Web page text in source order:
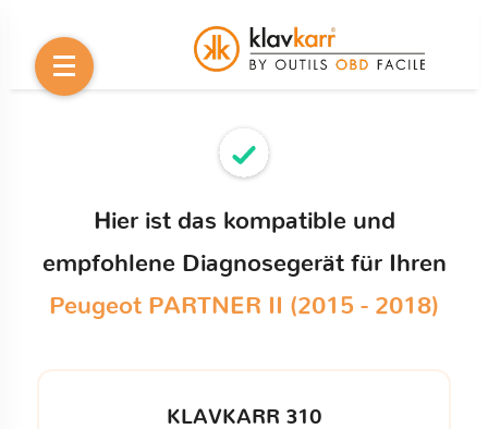
Hier ist das kompatible und
empfohlene Diagnosegerät für Ihren
Peugeot PARTNER II (2015 - 2018)
KLAVKARR 310